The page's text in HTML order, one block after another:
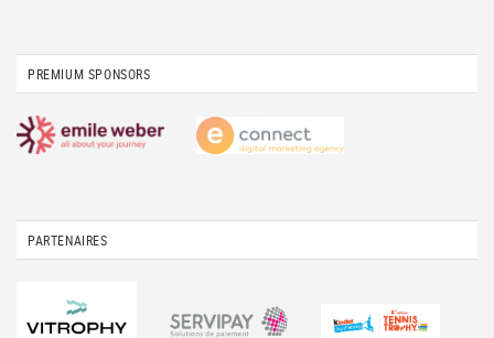
PREMIUM SPONSORS
PARTENAIRES